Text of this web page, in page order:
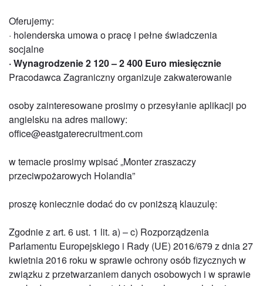
Oferujemy:
· holenderska umowa o pracę i pełne świadczenia
socjalne
· Wynagrodzenie 2 120 – 2 400 Euro miesięcznie
Pracodawca Zagraniczny organizuje zakwaterowanie
osoby zainteresowane prosimy o przesyłanie aplikacji po
angielsku na adres mailowy:
office@eastgaterecruitment.com
w temacie prosimy wpisać „Monter zraszaczy
przeciwpożarowych Holandia”
proszę koniecznie dodać do cv poniższą klauzulę:
Zgodnie z art. 6 ust. 1 lit. a) – c) Rozporządzenia
Parlamentu Europejskiego i Rady (UE) 2016/679 z dnia 27
kwietnia 2016 roku w sprawie ochrony osób fizycznych w
związku z przetwarzaniem danych osobowych i w sprawie